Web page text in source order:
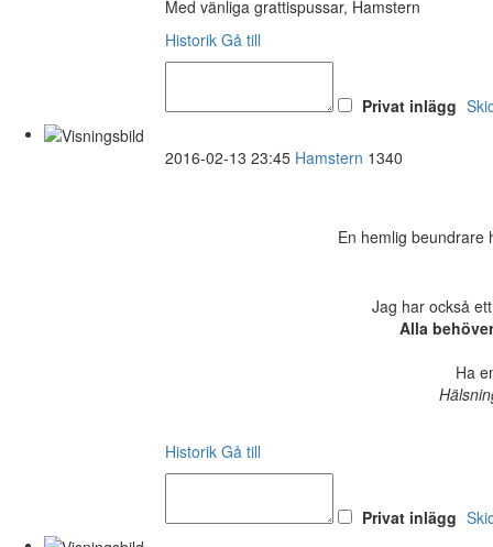
Med vänliga grattispussar, Hamstern
Historik Gå till
Privat inlägg
2016-02-13 23:45 Hamstern 1340
En hemlig beundrare
Jag har också
Alla
Ha
Historik Gå till
Privat inlägg